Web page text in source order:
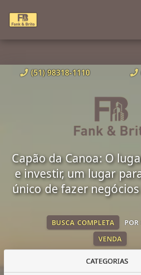
(51) 98318-1110
Capão da Canoa: O
e investir, um lugar
único de fazer
VENDA
BUSCA COMPLETA
CATEGORIAS